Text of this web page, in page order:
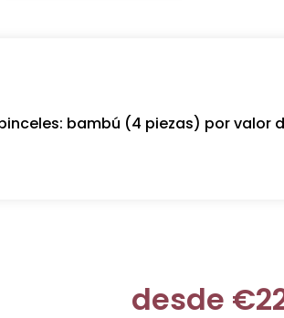
bambú (4 piezas) por valor
desde